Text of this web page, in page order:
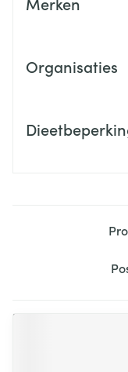
Organisaties